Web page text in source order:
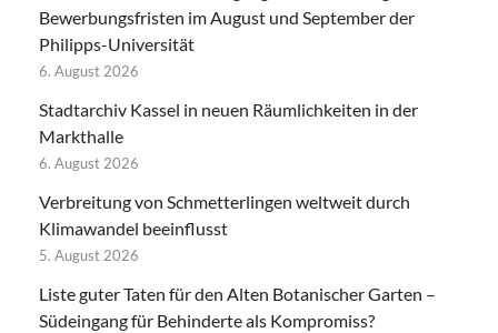
Bewerbungsfristen im August und September der
Philipps-Universität
6. August 2026
Stadtarchiv Kassel in neuen Räumlichkeiten in der
Markthalle
6. August 2026
Verbreitung von Schmetterlingen weltweit durch
Klimawandel beeinflusst
5. August 2026
Liste guter Taten für den Alten Botanischer Garten –
Südeingang für Behinderte als Kompromiss?